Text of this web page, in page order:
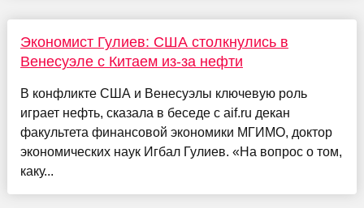
Экономист Гулиев: США столкнулись в
Венесуэле с Китаем из-за нефти
В конфликте США и Венесуэлы ключевую роль
играет нефть, сказала в беседе с aif.ru декан
факультета финансовой экономики МГИМО, доктор
экономических наук Игбал Гулиев. «На вопрос о том,
каку...